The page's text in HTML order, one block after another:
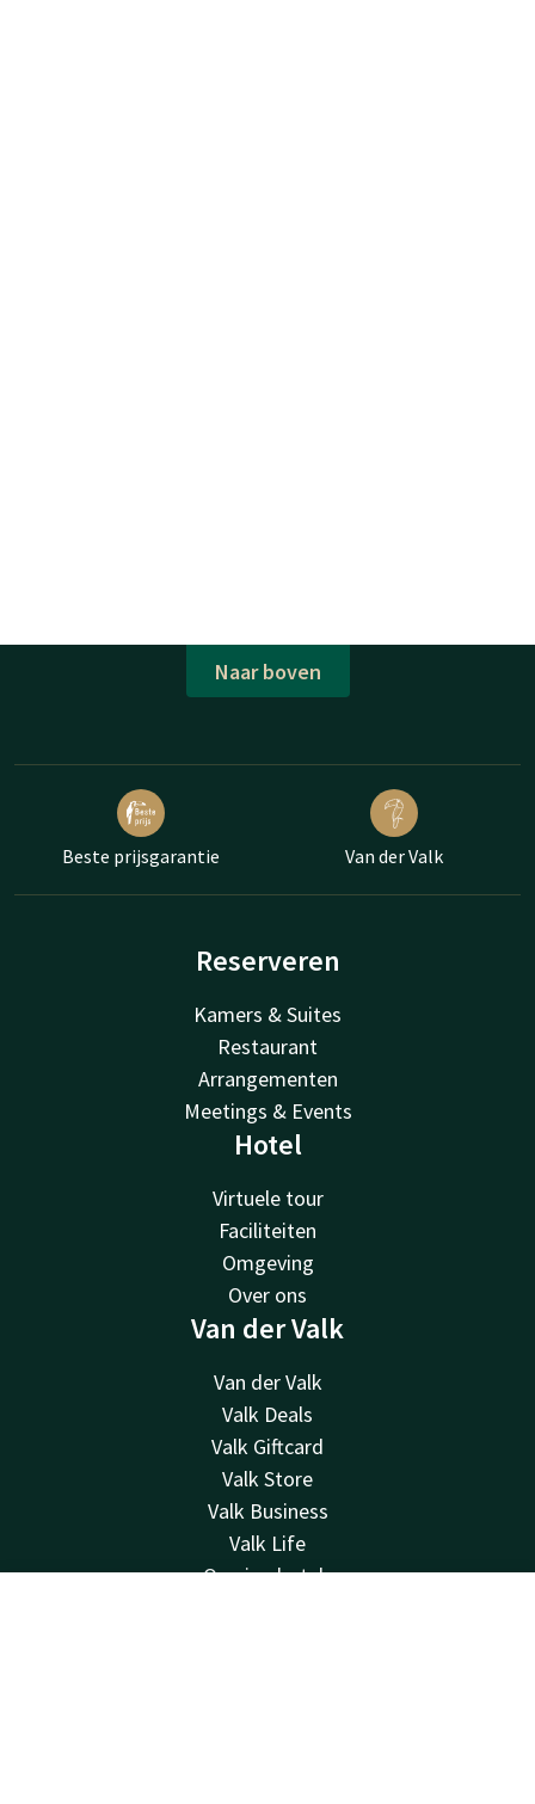
Naar boven
Beste prijsgarantie Van der Valk
Reserveren
Kamers & Suites
Restaurant
Arrangementen
Meetings & Events
Hotel
Virtuele tour
Faciliteiten
Omgeving
Over ons
Van der Valk
Van der Valk
Valk Deals
Valk Giftcard
Valk Store
Valk Business
Valk Life
Overige hotels